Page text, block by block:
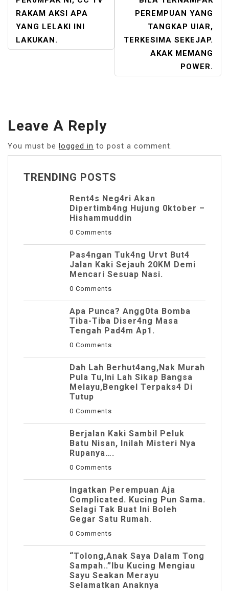
RAKAM AKSI APA
YANG LELAKI INI
LAKUKAN.
PEREMPUAN YANG
TANGKAP UIAR,
TERKESIMA SEKEJAP.
AKAK MEMANG
POWER.
Leave A Reply
You must be logged in to post a comment.
TRENDING POSTS
Rent4s Neg4ri Akan
Dipertimb4ng Hujung 0ktober –
Hishammuddin
0 Comments
Pas4ngan Tuk4ng Urvt But4
JaIan Kaki Sejauh 20KM Demi
Mencari Sesuap Nasi.
0 Comments
Apa Punca? Angg0ta Bomba
Tiba-Tiba Diser4ng Masa
Tengah Pad4m Ap1.
0 Comments
Dah Lah Berhut4ang,Nak Murah
Pula Tu,Ini Lah Sikap Bangsa
Melayu,Bengkel Terpaks4 Di
Tutup
0 Comments
Berjalan Kaki Sambil Peluk
Batu Nisan, Inilah Misteri Nya
Rupanya….
0 Comments
Ingatkan Perempuan Aja
Complicated. Kucing Pun Sama.
Selagi Tak Buat Ini Boleh
Gegar Satu Rumah.
0 Comments
“Tolong,Anak Saya Dalam Tong
Sampah..”Ibu Kucing Mengiau
Sayu Seakan Merayu
Selamatkan Anaknya